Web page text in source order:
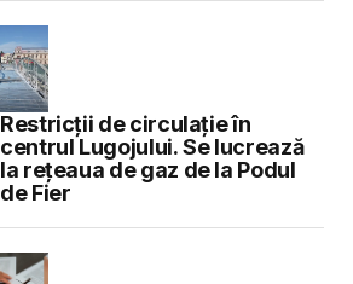
Restricții de circulație în
centrul Lugojului. Se lucrează
la rețeaua de gaz de la Podul
de Fier